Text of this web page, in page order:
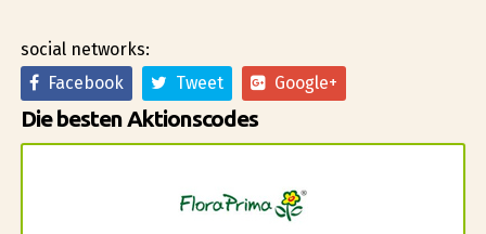
social networks:
Facebook
Tweet Google+
Die besten Aktionscodes